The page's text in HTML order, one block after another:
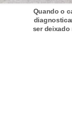
Quando o
ser deixado
o